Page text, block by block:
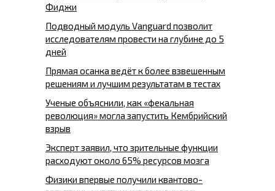
Фиджи
Подводный модуль Vanguard позволит
исследователям провести на глубине до 5
дней
Прямая осанка ведёт к более взвешенным
решениям и лучшим результатам в тестах
Ученые объяснили, как «фекальная
революция» могла запустить Кембрийский
взрыв
Эксперт заявил, что зрительные функции
расходуют около 65% ресурсов мозга
Физики впервые получили квантово-